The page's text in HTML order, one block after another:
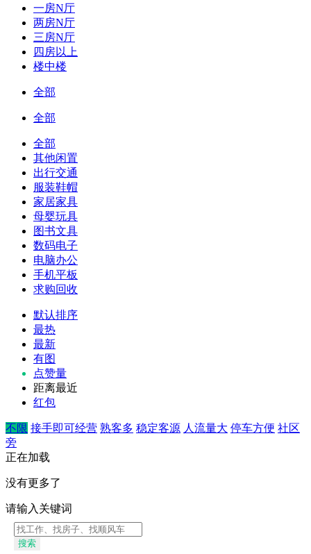
一房N厅
两房N厅
三房N厅
四房以上
楼中楼
全部
全部
全部
其他闲置
出行交通
服装鞋帽
家居家具
母婴玩具
图书文具
数码电子
电脑办公
手机平板
求购回收
默认排序
最热
最新
有图
点赞量
距离最近
红包
不限 接手即可经营 熟客多 稳定客源 人流量大 停车方便 社区
旁
正在加载
没有更多了
请输入关键词
搜索